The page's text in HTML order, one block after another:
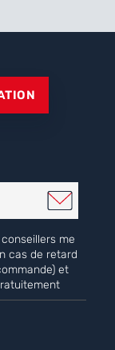
me
cas de retard
et